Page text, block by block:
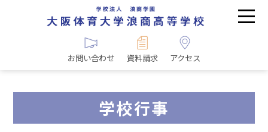
お問い合わせ 資料請求 アクセス
学校行事